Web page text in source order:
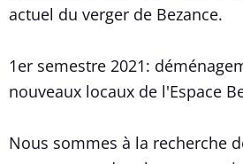
actuel du verger de Bezance.
1er semestre 2021:
nouveaux locaux de l'Espace
Nous sommes à la recherche